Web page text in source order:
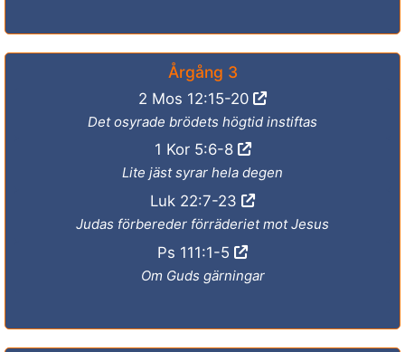
Årgång 3
2 Mos 12:15-20
Det osyrade brödets högtid instiftas
1 Kor 5:6-8
Lite jäst syrar hela degen
Luk 22:7-23
Judas förbereder förräderiet mot Jesus
Ps 111:1-5
Om Guds gärningar